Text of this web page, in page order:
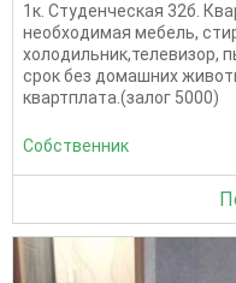
1к. Студенческая 32б.
необходимая мебель,
холодильник,телевизор,
срок без домашних
квартплата.(залог 5000)
Собственник